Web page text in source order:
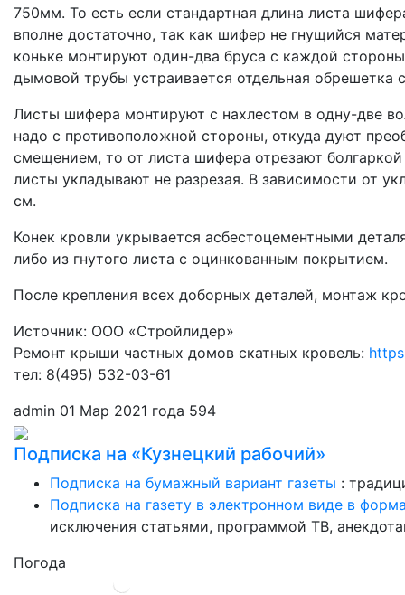
750мм. То есть если стандартная длина листа
вполне достаточно, так как шифер не гнущийся
коньке монтируют один-два бруса с каждой
дымовой трубы устраивается отдельная обрешетка
Листы шифера монтируют с нахлестом в одну-две
надо с противоположной стороны, откуда дуют
смещением, то от листа шифера отрезают
листы укладывают не разрезая. В зависимости от
см.
Конек кровли укрывается асбестоцементными
либо из гнутого листа с оцинкованным покрытием.
После крепления всех доборных деталей, монтаж
Источник: ООО «Стройлидер»
Ремонт крыши частных домов скатных кровель:
тел: 8(495) 532-03-61
admin 01 Мар 2021 года 594
Подписка на «Кузнецкий рабочий»
Подписка на бумажный вариант газеты :
Подписка на газету в электронном виде в
исключения статьями, программой ТВ,
Погода